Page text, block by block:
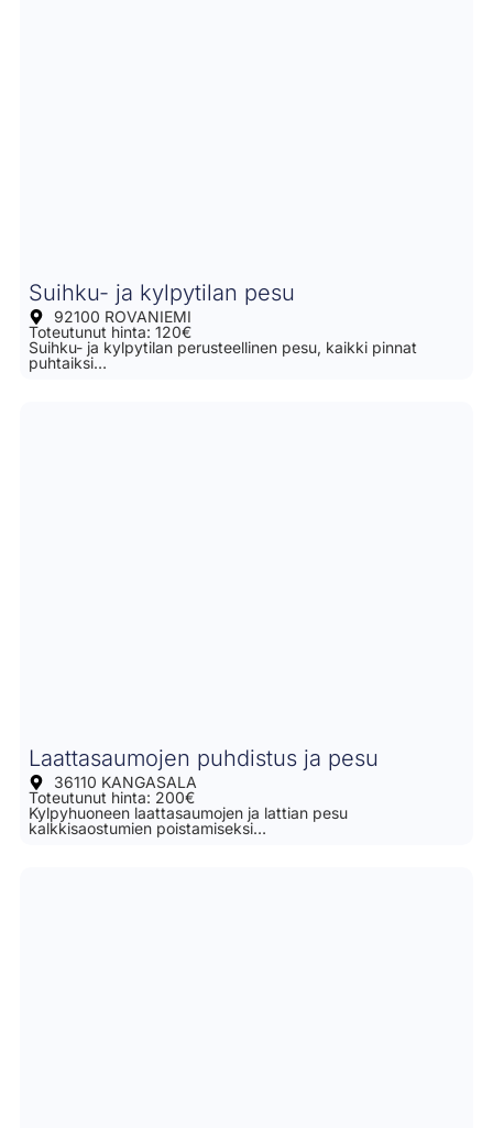
Suihku- ja kylpytilan pesu
92100 ROVANIEMI
Toteutunut hinta: 120€
Suihku- ja kylpytilan perusteellinen pesu, kaikki pinnat
puhtaiksi…
Laattasaumojen puhdistus ja pesu
36110 KANGASALA
Toteutunut hinta: 200€
Kylpyhuoneen laattasaumojen ja lattian pesu
kalkkisaostumien poistamiseksi…